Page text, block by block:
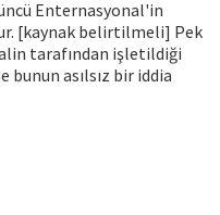
Enternasyonal'in
[kaynak belirtilmeli] Pek
tarafından işletildiği
asılsız bir iddia